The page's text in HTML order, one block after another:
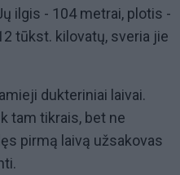
ilgis - 104 metrai, plotis -
tūkst. kilovatų, sveria jie
dukteriniai laivai.
tam tikrais, bet ne
pirmą laivą užsakovas